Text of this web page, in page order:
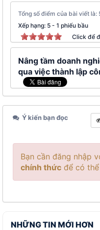
Tổng số điểm của bài viết là:
Xếp hạng: 5 - 1 phiếu bầu
Click để
Nâng tầm doanh
qua việc thành lập
Ý kiến bạn đọc
Bạn cần đăng nhập
chính thức để có
NHỮNG TIN MỚI HƠN